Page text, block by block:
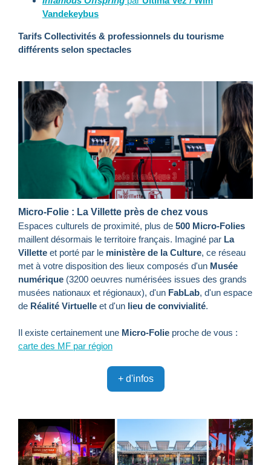
Vandekeybus
Tarifs Collectivités & professionnels du tourisme
différents selon spectacles
Micro-Folie : La Villette près de chez vous
Espaces culturels de proximité, plus de 500 Micro-Folies
maillent désormais le territoire français. Imaginé par La
Villette et porté par le ministère de la Culture, ce réseau
met à votre disposition des lieux composés d'un Musée
numérique (3200 oeuvres numérisées issues des grands
musées nationaux et régionaux), d'un FabLab, d'un espace
de Réalité Virtuelle et d'un lieu de convivialité.
Il existe certainement une Micro-Folie proche de vous :
carte des MF par région
+ d'infos